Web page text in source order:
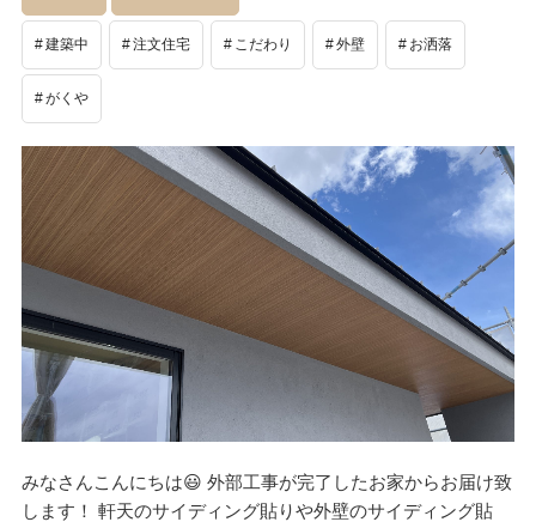
建築中 注文住宅 こだわり 外壁 お洒落
がくや
みなさんこんにちは😃 外部工事が完了したお家からお届け致
します！ 軒天のサイディング貼りや外壁のサイディング貼